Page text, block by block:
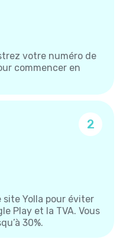
votre numéro de
commencer en
2
site Yolla pour éviter
Play et la TVA. Vous
30%.